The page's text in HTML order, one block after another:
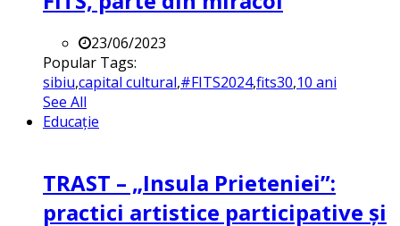
23/06/2023
Popular Tags:
sibiu,capital cultural,#FITS2024,fits30,10 ani
See All
Educație
TRAST – „Insula Prieteniei”:
practici artistice participative și